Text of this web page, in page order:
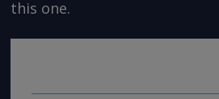
this one.